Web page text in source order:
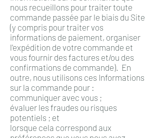
nous recueillons pour traiter toute
commande passée par le biais du Site
(y compris pour traiter vos
informations de paiement, organiser
l'expédition de votre commande et
vous fournir des factures et/ou des
confirmations de commande). En
outre, nous utilisons ces Informations
sur la commande pour :
communiquer avec vous ;
évaluer les fraudes ou risques
potentiels ; et
lorsque cela correspond aux